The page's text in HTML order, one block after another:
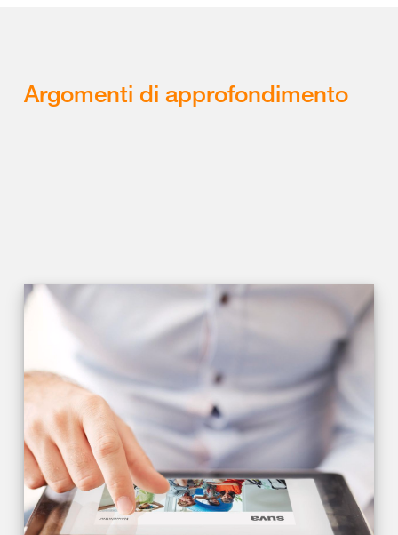
Argomenti di approfondimento